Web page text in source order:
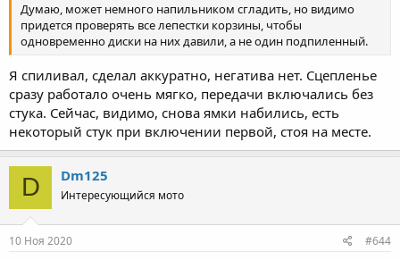
Думаю, может немного напильником сгладить, но видимо
придется проверять все лепестки корзины, чтобы
одновременно диски на них давили, а не один подпиленный.
Я спиливал, сделал аккуратно, негатива нет. Сцепленье
сразу работало очень мягко, передачи включались без
стука. Сейчас, видимо, снова ямки набились, есть
некоторый стук при включении первой, стоя на месте.
D Dm125
Интересующийся мото
10 Ноя 2020 #644